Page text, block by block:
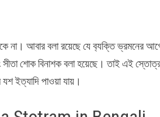
না। আবার বলা রয়েছে যে ব‍্যক্তি ভ্রমনের
শোক বিনাশক বলা হয়েছে। তাই এই
ইত্যাদি পাওয়া যায়।